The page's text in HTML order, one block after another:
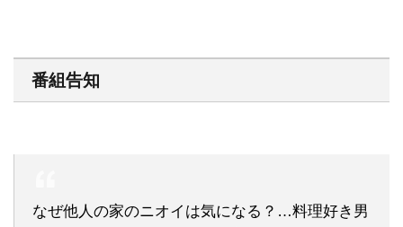
番組告知
なぜ他人の家のニオイは気になる？…料理好き男